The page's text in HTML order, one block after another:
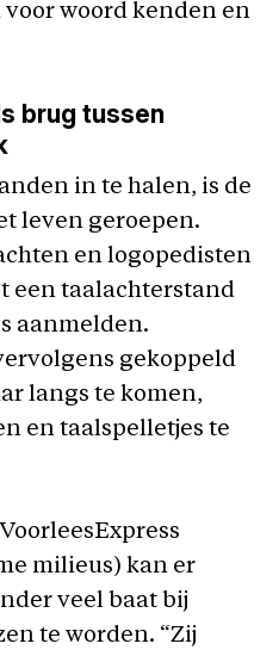
voor woord kenden en
brug tussen
in te halen, is de
leven geroepen.
en logopedisten
een taalachterstand
aanmelden.
gekoppeld
langs te komen,
en taalspelletjes te
milieus) kan er
veel baat bij
te worden. “Zij